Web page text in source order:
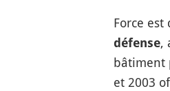
Force
défense,
bâtiment
et 2003